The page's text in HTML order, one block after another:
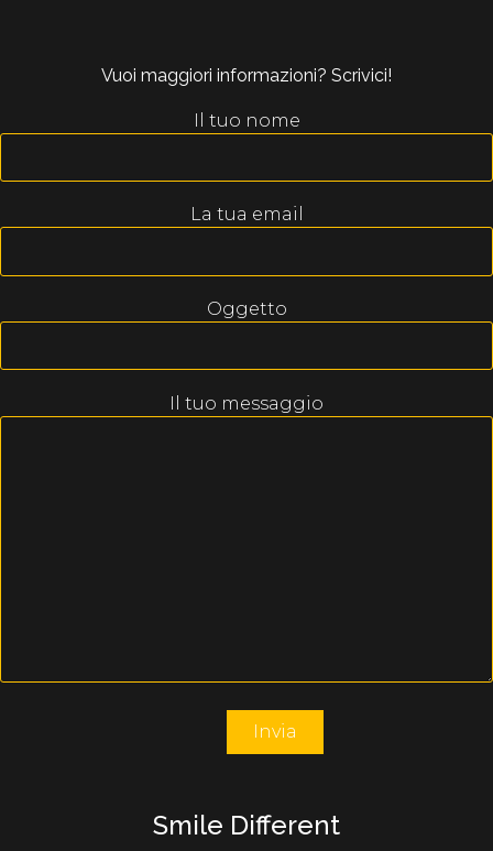
Vuoi maggiori informazioni? Scrivici!
Il tuo nome
La tua email
Oggetto
Il tuo messaggio
Smile Different